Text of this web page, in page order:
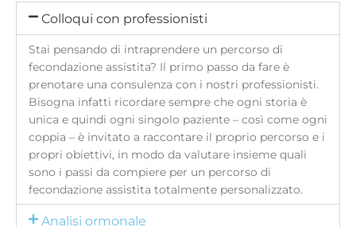
Colloqui con professionisti
Stai pensando di intraprendere un percorso di
fecondazione assistita? Il primo passo da fare è
prenotare una consulenza con i nostri professionisti.
Bisogna infatti ricordare sempre che ogni storia è
unica e quindi ogni singolo paziente – così come ogni
coppia – è invitato a raccontare il proprio percorso e i
propri obiettivi, in modo da valutare insieme quali
sono i passi da compiere per un percorso di
fecondazione assistita totalmente personalizzato.
Analisi ormonale